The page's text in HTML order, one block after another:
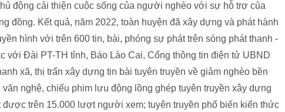
động cải thiện cuộc sống của người nghèo với sự hỗ trợ của
đồng. Kết quả, năm 2022, toàn huyện đã xây dựng và phát hành
hình với trên 600 tin, bài, phóng sự phát trên sóng phát thanh -
với Đài PT-TH tỉnh, Báo Lào Cai, Cổng thông tin điện tử UBND
xã, thị trấn xây dựng tin bài tuyên truyền về giảm nghèo bền
nghệ, chiếu phim lưu động lồng ghép tuyên truyền xây dựng
được trên 15.000 lượt người xem; tuyên truyền phổ biến kiến thức